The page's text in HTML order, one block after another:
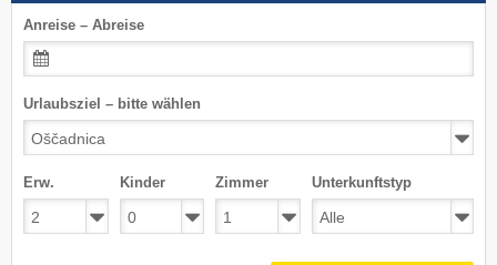
Anreise – Abreise
Urlaubsziel – bitte wählen
Erw. Kinder Zimmer Unterkunftstyp